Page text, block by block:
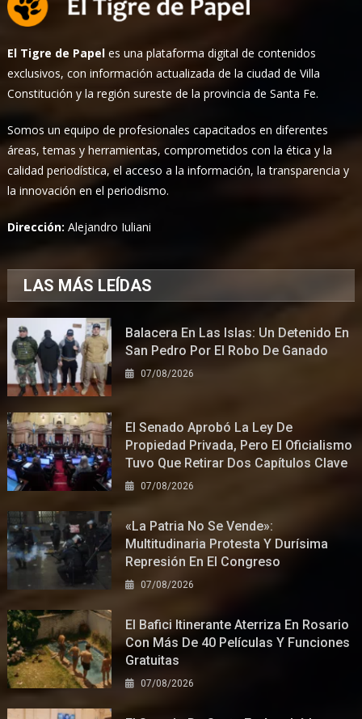
El Tigre de Papel es una plataforma digital de contenidos
exclusivos, con información actualizada de la ciudad de Villa
Constitución y la región sureste de la provincia de Santa Fe.
Somos un equipo de profesionales capacitados en diferentes
áreas, temas y herramientas, comprometidos con la ética y la
calidad periodística, el acceso a la información, la transparencia y
la innovación en el periodismo.
Dirección:Alejandro Iuliani
LAS MÁS LEÍDAS
Balacera En Las Islas: Un Detenido En
San Pedro Por El Robo De Ganado
07/08/2026
El Senado Aprobó La Ley De
Propiedad Privada, Pero El Oficialismo
Tuvo Que Retirar Dos Capítulos Clave
07/08/2026
«La Patria No Se Vende»:
Multitudinaria Protesta Y Durísima
Represión En El Congreso
07/08/2026
El Bafici Itinerante Aterriza En Rosario
Con Más De 40 Películas Y Funciones
Gratuitas
07/08/2026